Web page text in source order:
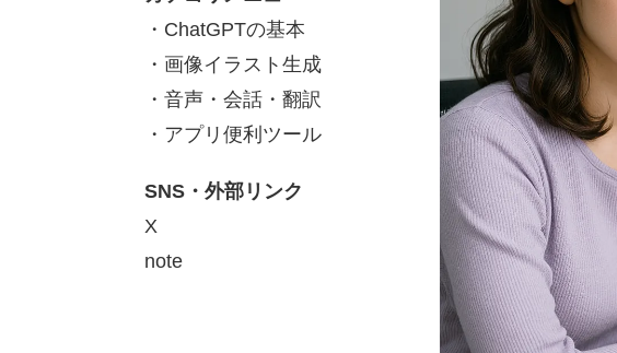
・ChatGPTの基本
・画像イラスト生成
・音声・会話・翻訳
・アプリ便利ツール
SNS・外部リンク
X
note